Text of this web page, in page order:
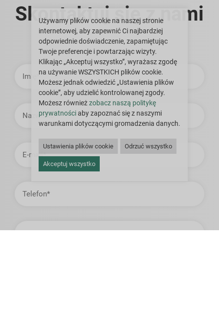
Skontaktuj się z nami
Nazwisko
mail
Używamy plików cookie na naszej stronie
internetowej, aby zapewnić Ci najbardziej
odpowiednie doświadczenie, zapamiętując
Twoje preferencje i powtarzając wizyty.
Klikając „Akceptuj wszystko”, wyrażasz zgodę
na używanie WSZYSTKICH plików cookie.
Możesz jednak odwiedzić „Ustawienia plików
cookie”, aby udzielić kontrolowanej zgody.
Możesz równieżzobacz naszą politykę
prywatnościaby zapoznać się z naszymi
warunkami dotyczącymi gromadzenia danych.
Ustawienia plików cookie Odrzuć wszystko
Akceptuj wszystko